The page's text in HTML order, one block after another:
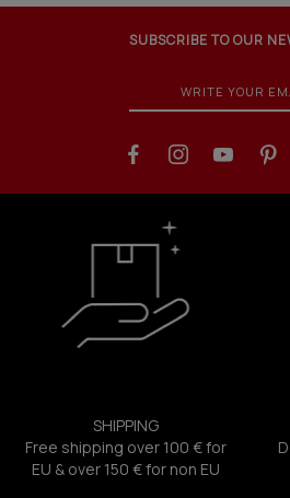
SUBSCRIBE TO OUR
SHIPPING
Free shipping over 100 € for
EU & over 150 € for non EU